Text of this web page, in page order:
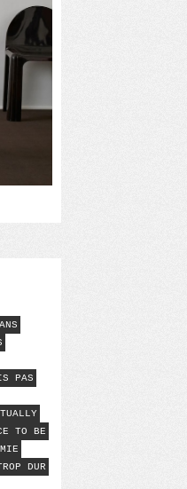
PAS
TO BE
DUR